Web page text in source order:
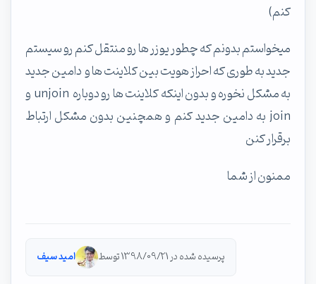
کنم)
میخواستم بدونم که چطور یوزر ها رو منتقل کنم رو سیستم
جدید به طوری که احراز هویت بین کلاینت ها و دامین جدید
به مشکل نخوره و بدون اینکه کلاینت ها رو دوباره unjoin و
join به دامین جدید کنم و همچنین بدون مشکل ارتباط
برقرار کنن
ممنون از شما
پرسیده شده در 1398/09/21 توسط امید سیف